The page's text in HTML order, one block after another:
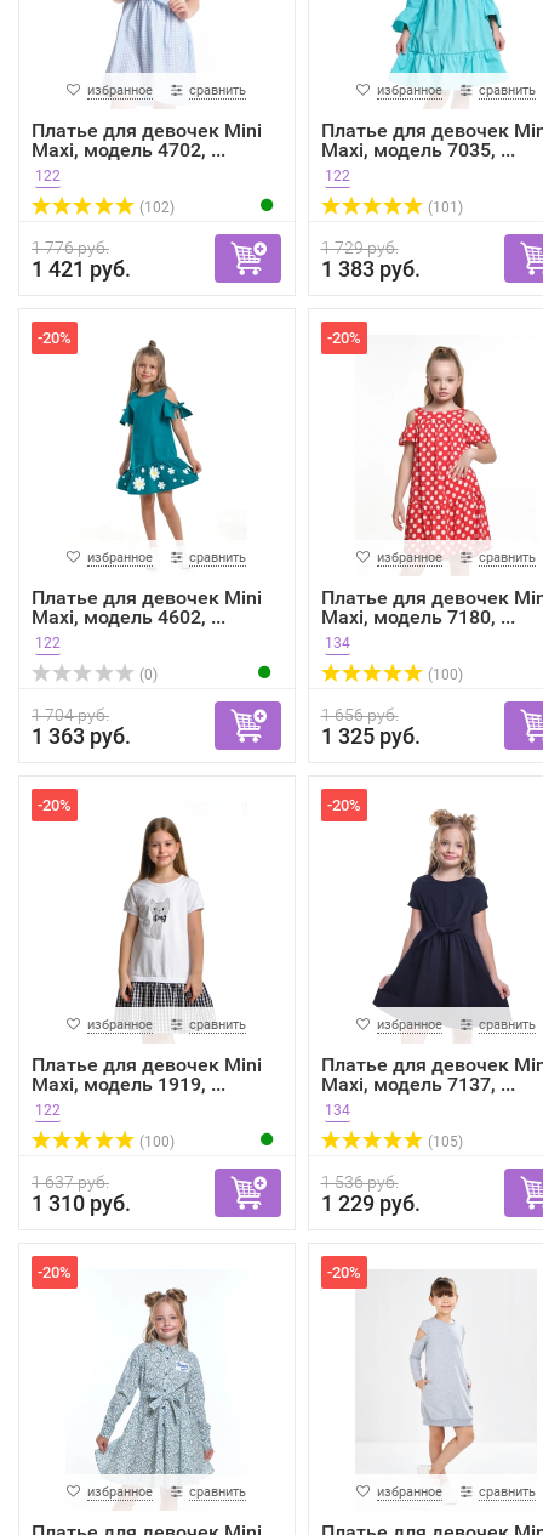
избранное сравнить
Платье для девочек Mini
Maxi, модель 4702, ...
122
(102)
1 776 руб.
1 421 руб.
избранное сравнить
Платье для девочек
Maxi, модель 7035, ...
122
(101)
1 729 руб.
1 383 руб.
-20%
избранное сравнить
Платье для девочек Mini
Maxi, модель 4602, ...
122
(0)
1 704 руб.
1 363 руб.
-20%
избранное сравнить
Платье для девочек
Maxi, модель 7180, ...
134
(100)
1 656 руб.
1 325 руб.
-20%
избранное сравнить
Платье для девочек Mini
Maxi, модель 1919, ...
122
(100)
1 637 руб.
1 310 руб.
-20%
избранное сравнить
Платье для девочек
Maxi, модель 7137, ...
134
(105)
1 536 руб.
1 229 руб.
-20%
избранное сравнить
-20%
избранное сравнить